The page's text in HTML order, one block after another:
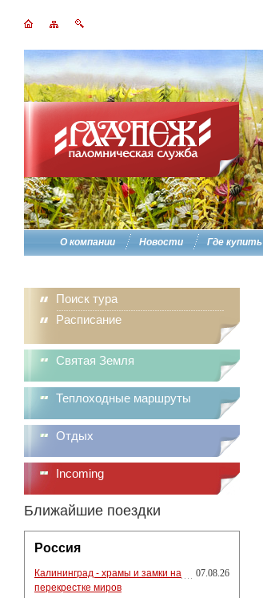
О компании Новости Где купить
Поиск тура
Расписание
Святая Земля
Теплоходные маршруты
Отдых
Incoming
Ближайшие поездки
Россия
Калининград - храмы и замки на
перекрестке миров
07.08.26